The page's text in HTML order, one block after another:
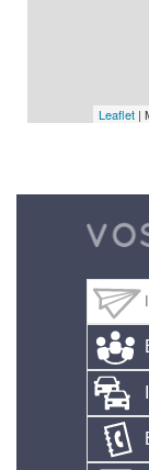
Leaflet |